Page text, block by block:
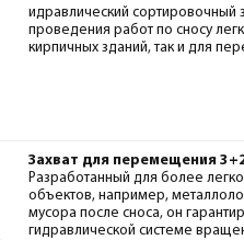
идравлический сортировочный
проведения работ по сносу
кирпичных зданий, так и для
Захват для перемещения
Разработанный для более
объектов, например,
мусора после сноса, он
гидравлической системе